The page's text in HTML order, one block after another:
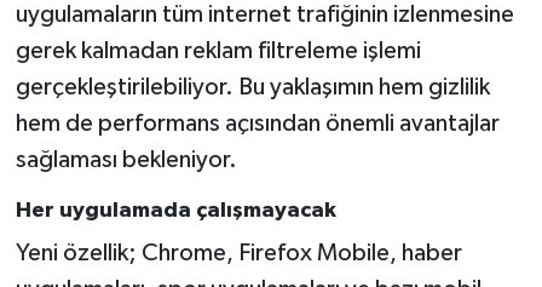
uygulamaların tüm internet trafiğinin izlenmesine
gerek kalmadan reklam filtreleme işlemi
gerçekleştirilebiliyor. Bu yaklaşımın hem gizlilik
hem de performans açısından önemli avantajlar
sağlaması bekleniyor.
Her uygulamada çalışmayacak
Yeni özellik; Chrome, Firefox Mobile, haber